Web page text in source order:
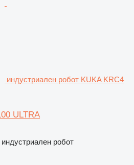
индустриален робот KUKA KRC4
ULTRA
робот